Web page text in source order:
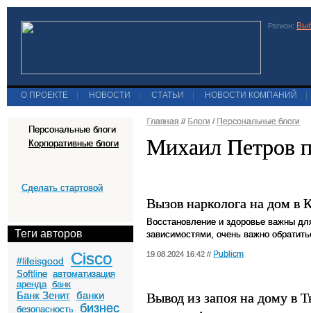
Регион:
О ПРОЕКТЕ НОВОСТИ СТАТЬИ НОВОСТИ КОМПАНИЙ
Персональные блоги
Корпоративные блоги
Сделать стартовой
Теги авторов
#lifeisgood Cisco
Softline автоматизация
аренда банк
Банк Зенит банки
безопасность бизнес
Главная // Блоги / Персональные блоги
Михаил Петров
Вызов нарколога на дом в
Восстановление и здоровье важны
зависимостями, очень важно
19.08.2024 16:42 // Publicm
Вывод из запоя на дому в